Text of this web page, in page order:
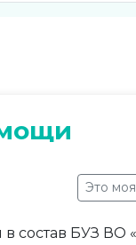
Это
состав БУЗ ВО